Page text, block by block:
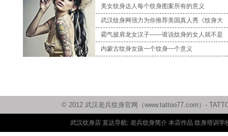
美女纹身达人每个纹身图案所有的意义
武汉纹身网强力为你推荐美国真人秀《纹身大
霸气披肩龙女汉子——谁说纹身的女人就不是
内蒙古纹身女孩一个纹身一个意义
© 2012 武汉老兵纹身官网（www.tattoo77.com）-
武汉纹身店 直达导航: 老兵纹身简介 本店作品 纹身培训学